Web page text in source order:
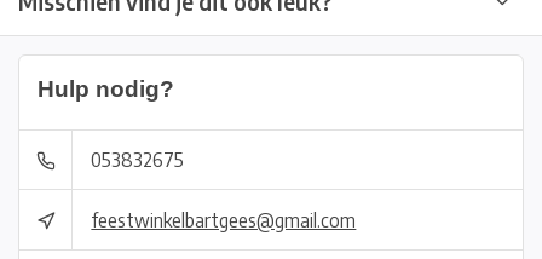
Hulp nodig?
053832675
feestwinkelbartgees@gmail.com